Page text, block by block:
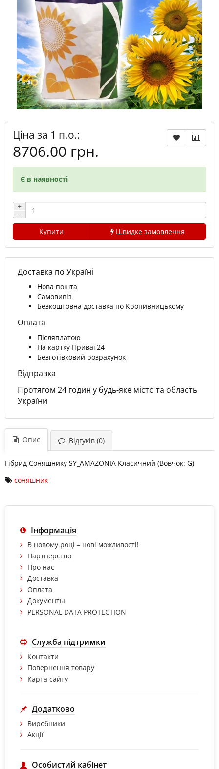
Ціна за 1 п.о.:
8706.00 грн.
Є в наявності
+
−
Купити
Швидке замовлення
Доставка по Україні
Нова пошта
Самовивіз
Безкоштовна доставка по Кропивницькому
Оплата
Післяплатою
На картку Приват24
Безготівковий розрахунок
Відправка
Протягом 24 годин у будь-яке місто та область
України
Опис Відгуків (0)
Гібрид Соняшнику SY_AMAZONIA Класичний (Вовчок: G)
cоняшник
Інформація
В новому році – нові можливості!
Партнерство
Про нас
Доставка
Оплата
Документы
PERSONAL DATA PROTECTION
Служба підтримки
Контакти
Повернення товару
Карта сайту
Додатково
Виробники
Акції
Особистий кабінет